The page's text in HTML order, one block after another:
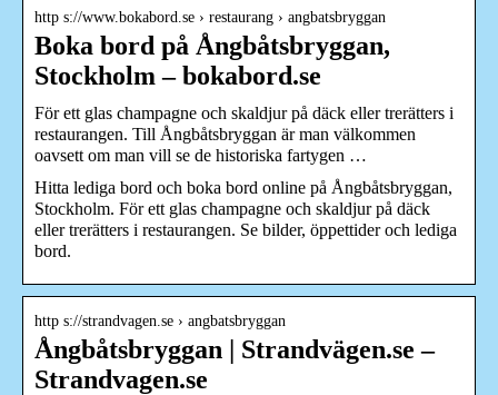
http s://www.bokabord.se › restaurang › angbatsbryggan
Boka bord på Ångbåtsbryggan,
Stockholm – bokabord.se
För ett glas champagne och skaldjur på däck eller trerätters i
restaurangen. Till Ångbåtsbryggan är man välkommen
oavsett om man vill se de historiska fartygen …
Hitta lediga bord och boka bord online på Ångbåtsbryggan,
Stockholm. För ett glas champagne och skaldjur på däck
eller trerätters i restaurangen. Se bilder, öppettider och lediga
bord.
http s://strandvagen.se › angbatsbryggan
Ångbåtsbryggan | Strandvägen.se –
Strandvagen.se